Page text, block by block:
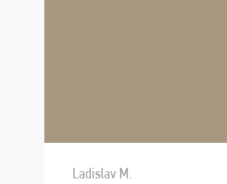
Ladislav M.